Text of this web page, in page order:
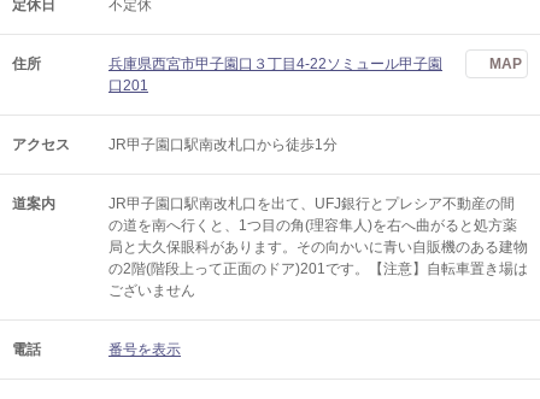
定休日 不定休
住所
兵庫県西宮市甲子園口３丁目4-22ソミュール甲子園
口201
MAP
アクセス JR甲子園口駅南改札口から徒歩1分
道案内
JR甲子園口駅南改札口を出て、UFJ銀行とプレシア不動産の間
の道を南へ行くと、1つ目の角(理容隼人)を右へ曲がると処方薬
局と大久保眼科があります。その向かいに青い自販機のある建物
の2階(階段上って正面のドア)201です。【注意】自転車置き場は
ございません
電話 番号を表示